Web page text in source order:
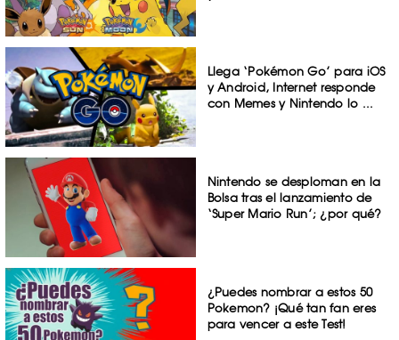
Llega ‘Pokémon Go’ para iOS
y Android, Internet responde
con Memes y Nintendo lo ...
Nintendo se desploman en la
Bolsa tras el lanzamiento de
‘Super Mario Run’; ¿por qué?
¿Puedes nombrar a estos 50
Pokemon? ¡Qué tan fan eres
para vencer a este Test!